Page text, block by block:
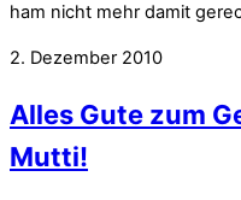
ham nicht mehr damit
2. Dezember 2010
Alles Gute zum
Mutti!